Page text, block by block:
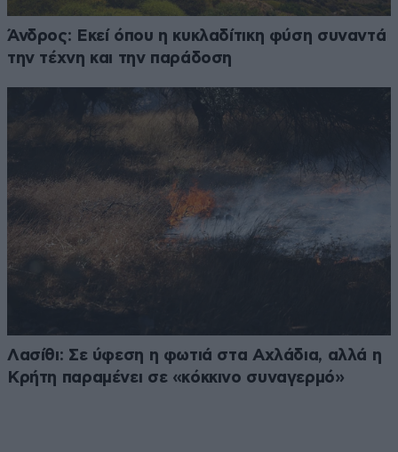
Άνδρος: Εκεί όπου η κυκλαδίτικη φύση συναντά
την τέχνη και την παράδοση
Λασίθι: Σε ύφεση η φωτιά στα Αχλάδια, αλλά η
Κρήτη παραμένει σε «κόκκινο συναγερμό»